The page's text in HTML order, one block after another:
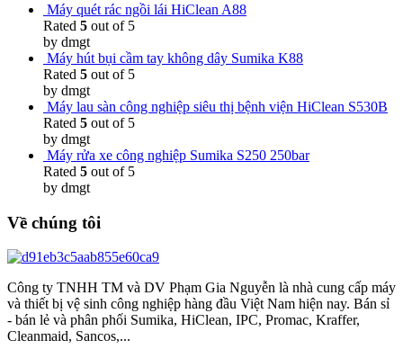
Máy quét rác ngồi lái HiClean A88
Rated 5 out of 5
by dmgt
Máy hút bụi cầm tay không dây Sumika K88
Rated 5 out of 5
by dmgt
Máy lau sàn công nghiệp siêu thị bệnh viện HiClean S530B
Rated 5 out of 5
by dmgt
Máy rửa xe công nghiệp Sumika S250 250bar
Rated 5 out of 5
by dmgt
Về chúng tôi
Công ty TNHH TM và DV Phạm Gia Nguyễn là nhà cung cấp máy
và thiết bị vệ sinh công nghiệp hàng đầu Việt Nam hiện nay. Bán sỉ
- bán lẻ và phân phối Sumika, HiClean, IPC, Promac, Kraffer,
Cleanmaid, Sancos,...